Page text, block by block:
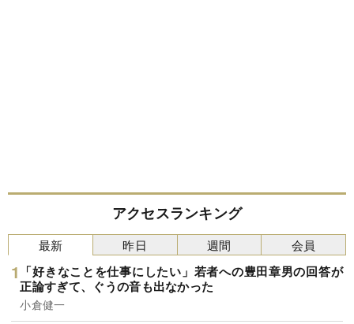
アクセスランキング
最新
「好きなことを仕事にしたい」若者への豊田章男の回答が
正論すぎて、ぐうの音も出なかった
小倉健一
昨日 週間 会員